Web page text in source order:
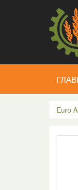
Euro